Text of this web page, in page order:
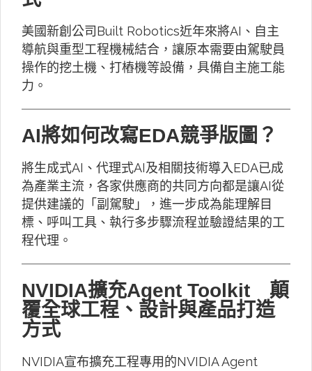
美國新創公司Built Robotics近年來將AI、自主
導航與重型工程機械結合，讓原本需要由駕駛員
操作的挖土機、打樁機等設備，具備自主施工能
力。
AI將如何改寫EDA競爭版圖？
將生成式AI、代理式AI及相關技術導入EDA已成
為產業主流，各家供應商的共同方向都是讓AI從
提供建議的「副駕駛」，進一步成為能理解目
標、呼叫工具、執行多步驟流程並驗證結果的工
程代理。
NVIDIA擴充Agent Toolkit 顛
覆全球工程、設計與產品打造
方式
NVIDIA宣布擴充工程專用的NVIDIA Agent